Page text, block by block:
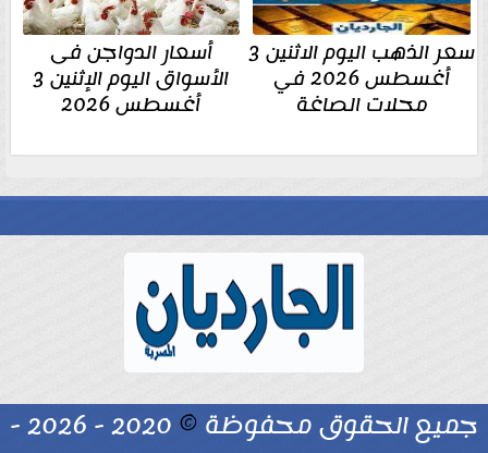
سعر الذهب اليوم الاثنين 3
أغسطس 2026 في
محلات الصاغة
أسعار الدواجن فى
الأسواق اليوم الإثنين 3
أغسطس 2026
جميع الحقوق محفوظة ©
2020 - 2026 -